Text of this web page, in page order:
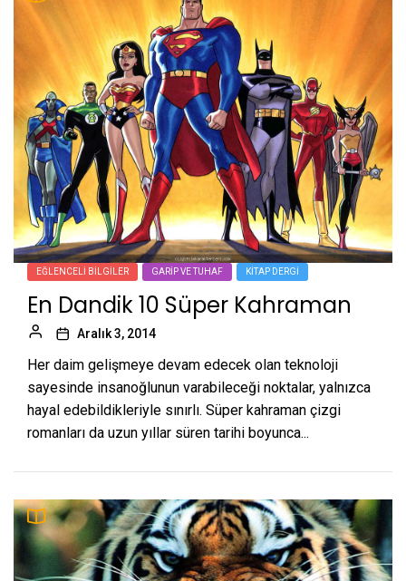
EĞLENCELI BILGILER GARIP VE TUHAF KITAP DERGI
En Dandik 10 Süper Kahraman
Aralık 3, 2014
Her daim gelişmeye devam edecek olan teknoloji
sayesinde insanoğlunun varabileceği noktalar, yalnızca
hayal edebildikleriyle sınırlı. Süper kahraman çizgi
romanları da uzun yıllar süren tarihi boyunca...